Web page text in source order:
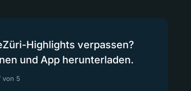
Highlights verpassen?
und App herunterladen.
von 5